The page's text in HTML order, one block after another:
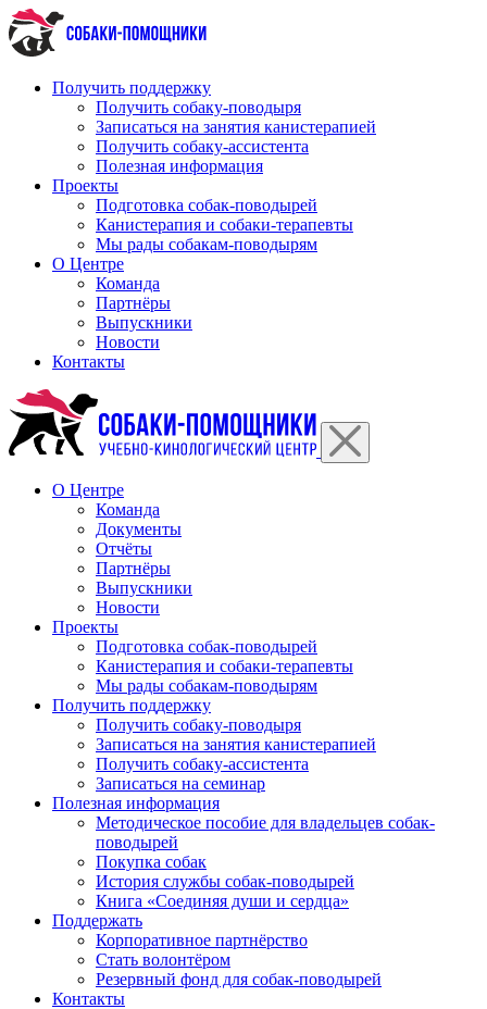
Перейти
к
содержимому
Получить поддержку
Получить собаку-поводыря
Записаться на занятия канистерапией
Получить собаку-ассистента
Полезная информация
Проекты
Подготовка собак-поводырей
Канистерапия и собаки-терапевты
Мы рады собакам-поводырям
О Центре
Команда
Партнёры
Выпускники
Новости
Контакты
О Центре
Команда
Документы
Отчёты
Партнёры
Выпускники
Новости
Проекты
Подготовка собак-поводырей
Канистерапия и собаки-терапевты
Мы рады собакам-поводырям
Получить поддержку
Получить собаку-поводыря
Записаться на занятия канистерапией
Получить собаку-ассистента
Записаться на семинар
Полезная информация
Методическое пособие для владельцев собак-
поводырей
Покупка собак
История службы собак-поводырей
Книга «Соединяя души и сердца»
Поддержать
Корпоративное партнёрство
Стать волонтёром
Резервный фонд для собак-поводырей
Контакты